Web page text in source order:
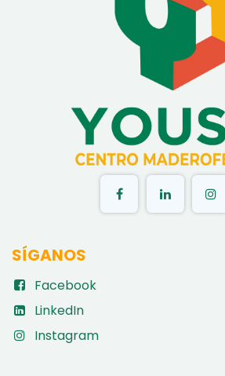
SÍGANOS
Facebook
LinkedIn
Instagram